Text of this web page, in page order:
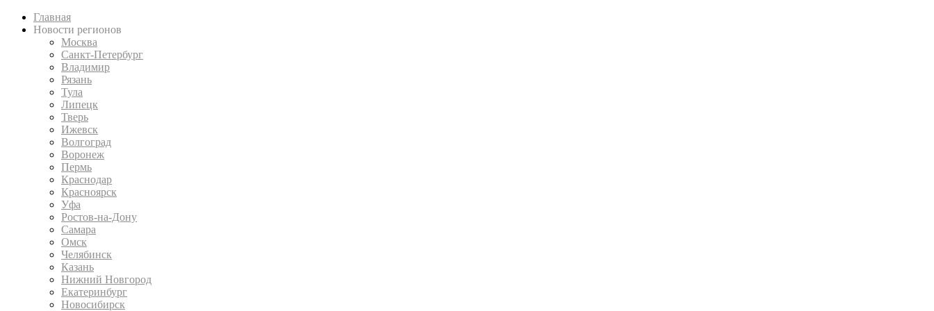
Главная
Новости регионов
Москва
Санкт-Петербург
Владимир
Рязань
Тула
Липецк
Тверь
Ижевск
Волгоград
Воронеж
Пермь
Краснодар
Красноярск
Уфа
Ростов-на-Дону
Самара
Омск
Челябинск
Казань
Нижний Новгород
Екатеринбург
Новосибирск